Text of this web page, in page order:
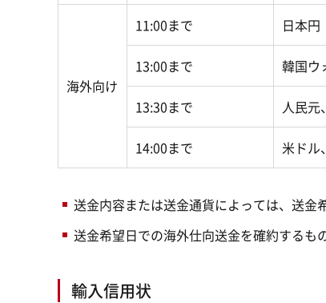
海外向け
11:00まで 日本円
13:00まで 韓国ウ
13:30まで 人民
14:00まで 米ドル
送金内容または送金通貨によっては、送金
送金希望日での海外仕向送金を確約するも
輸入信用状